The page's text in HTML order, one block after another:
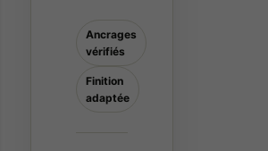
Ancrages
vérifiés
Finition
adaptée